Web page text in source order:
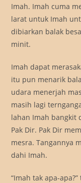
Imah. Imah cuma
larat untuk Imah
dibiarkan balak
minit.
Imah dapat
itu pun menarik
udara menerjah
masih lagi
lahan Imah bangkit
Pak Dir. Pak Dir
mesra. Tangannya
dahi Imah.
“Imah tak apa-